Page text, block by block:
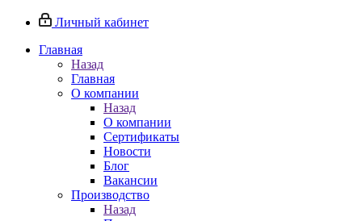
Личный кабинет
Главная
Назад
Главная
О компании
Назад
О компании
Сертификаты
Новости
Блог
Вакансии
Производство
Назад